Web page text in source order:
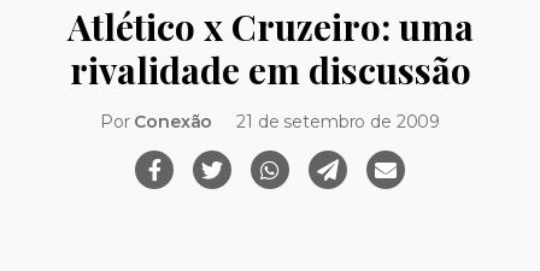
Atlético x Cruzeiro: uma
rivalidade em discussão
Por Conexão 21 de setembro de 2009